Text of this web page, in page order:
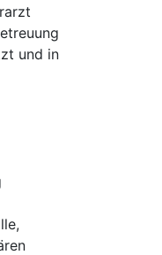
und in